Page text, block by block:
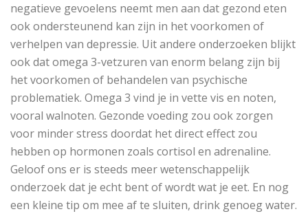
negatieve gevoelens neemt men aan dat gezond eten
ook ondersteunend kan zijn in het voorkomen of
verhelpen van depressie. Uit andere onderzoeken blijkt
ook dat omega 3-vetzuren van enorm belang zijn bij
het voorkomen of behandelen van psychische
problematiek. Omega 3 vind je in vette vis en noten,
vooral walnoten. Gezonde voeding zou ook zorgen
voor minder stress doordat het direct effect zou
hebben op hormonen zoals cortisol en adrenaline.
Geloof ons er is steeds meer wetenschappelijk
onderzoek dat je echt bent of wordt wat je eet. En nog
een kleine tip om mee af te sluiten, drink genoeg water.